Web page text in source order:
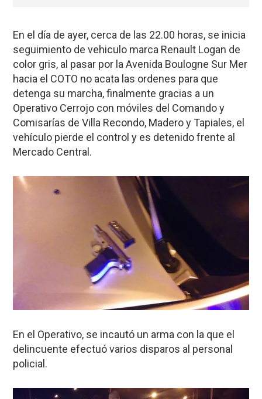
En el día de ayer, cerca de las 22.00 horas, se inicia
seguimiento de vehiculo marca Renault Logan de
color gris, al pasar por la Avenida Boulogne Sur Mer
hacia el COTO no acata las ordenes para que
detenga su marcha, finalmente gracias a un
Operativo Cerrojo con móviles del Comando y
Comisarías de Villa Recondo, Madero y Tapiales, el
vehículo pierde el control y es detenido frente al
Mercado Central.
En el Operativo, se incautó un arma con la que el
delincuente efectuó varios disparos al personal
policial.